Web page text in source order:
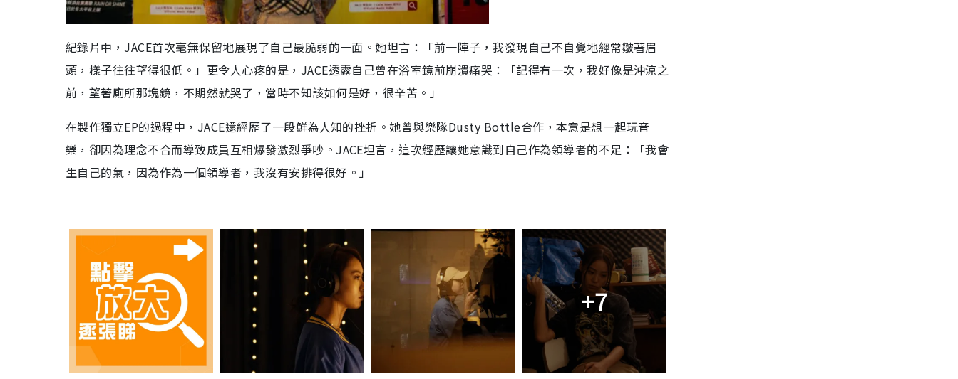
e
紀錄片中，JACE首次毫無保留地展現了自己最脆弱的一面。她坦言：「前一陣子，我發現自己不自覺地經常皺著眉
頭，樣子往往望得很低。」更令人心疼的是，JACE透露自己曾在浴室鏡前崩潰痛哭：「記得有一次，我好像是沖涼之
前，望著廁所那塊鏡，不期然就哭了，當時不知該如何是好，很辛苦。」
在製作獨立EP的過程中，JACE還經歷了一段鮮為人知的挫折。她曾與樂隊Dusty Bottle合作，本意是想一起玩音
樂，卻因為理念不合而導致成員互相爆發激烈爭吵。JACE坦言，這次經歷讓她意識到自己作為領導者的不足：「我會
生自己的氣，因為作為一個領導者，我沒有安排得很好。」
+7